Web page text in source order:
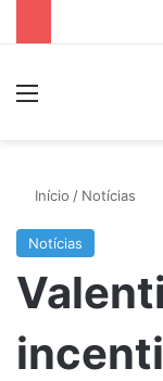
Início / Notícias
Notícias